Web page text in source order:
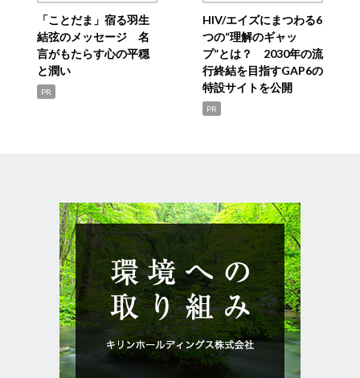
「ことだま」宿る羽生
結弦のメッセージ 名
言がもたらす心の平穏
と潤い
PR
HIV/エイズにまつわる6
つの“理解のギャッ
プ”とは？ 2030年の流
行終結を目指すGAP6の
特設サイトを公開
PR